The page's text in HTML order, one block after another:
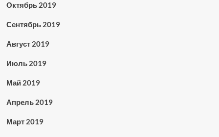
Октябрь 2019
Сентябрь 2019
Август 2019
Июль 2019
Май 2019
Апрель 2019
Март 2019